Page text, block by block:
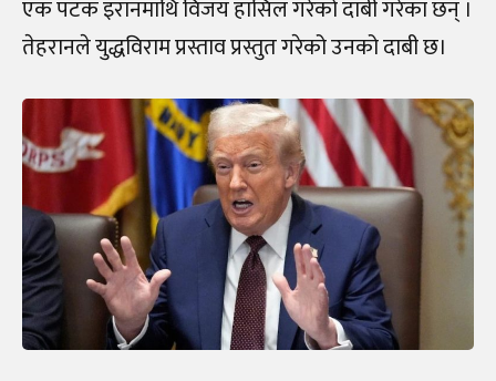
एक पटक इरानमाथि विजय हासिल गरेको दाबी गरेका छन् ।
तेहरानले युद्धविराम प्रस्ताव प्रस्तुत गरेको उनको दाबी छ।